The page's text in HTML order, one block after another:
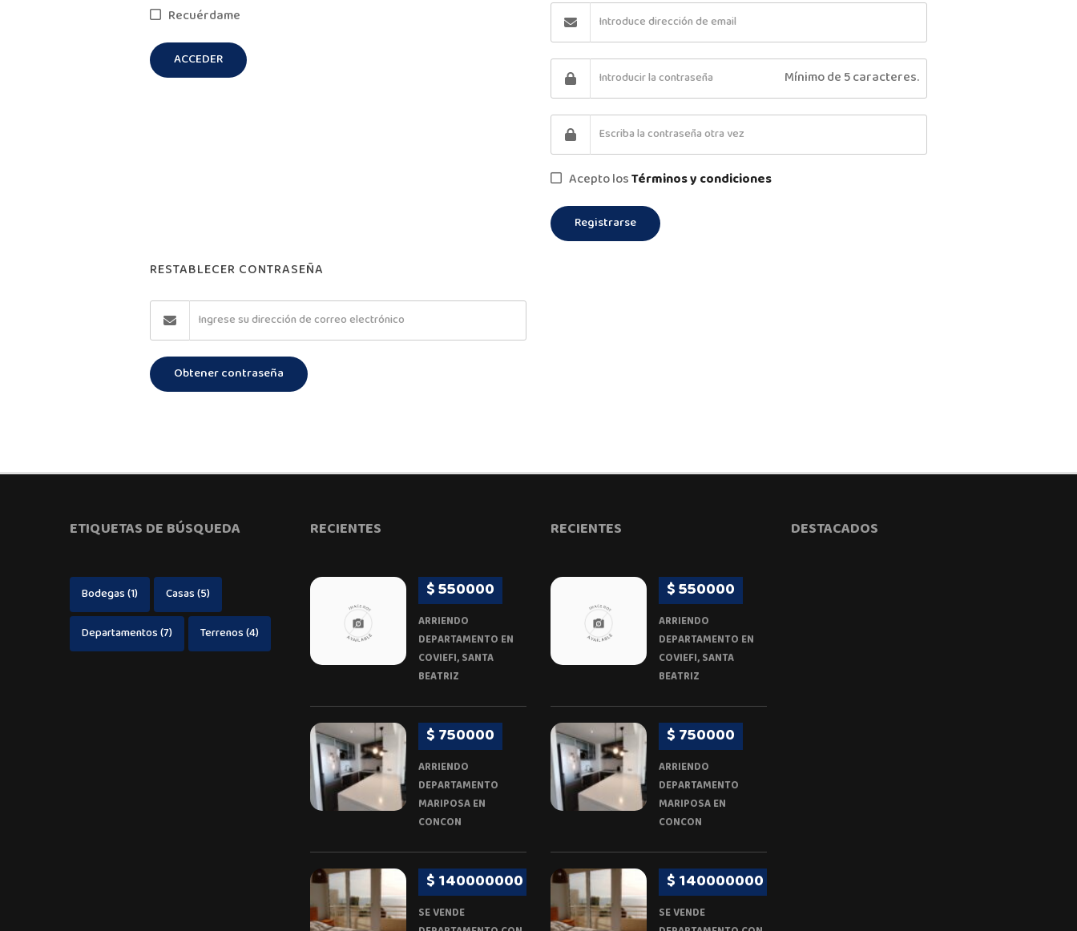
Recuérdame
ACCEDER
Mínimo de 5 caracteres.
Acepto losTérminos y condiciones
Registrarse
RESTABLECER CONTRASEÑA
Obtener contraseña
ETIQUETAS DE BÚSQUEDA
Bodegas(1) Casas(5)
Departamentos(7) Terrenos(4)
RECIENTES
$ 550000
ARRIENDO
DEPARTAMENTO EN
COVIEFI, SANTA
BEATRIZ
$ 750000
ARRIENDO
DEPARTAMENTO
MARIPOSA EN
CONCON
$ 140000000
SE VENDE
RECIENTES
$ 550000
ARRIENDO
DEPARTAMENTO EN
COVIEFI, SANTA
BEATRIZ
$ 750000
ARRIENDO
DEPARTAMENTO
MARIPOSA EN
CONCON
$ 140000000
SE VENDE
DESTACADOS